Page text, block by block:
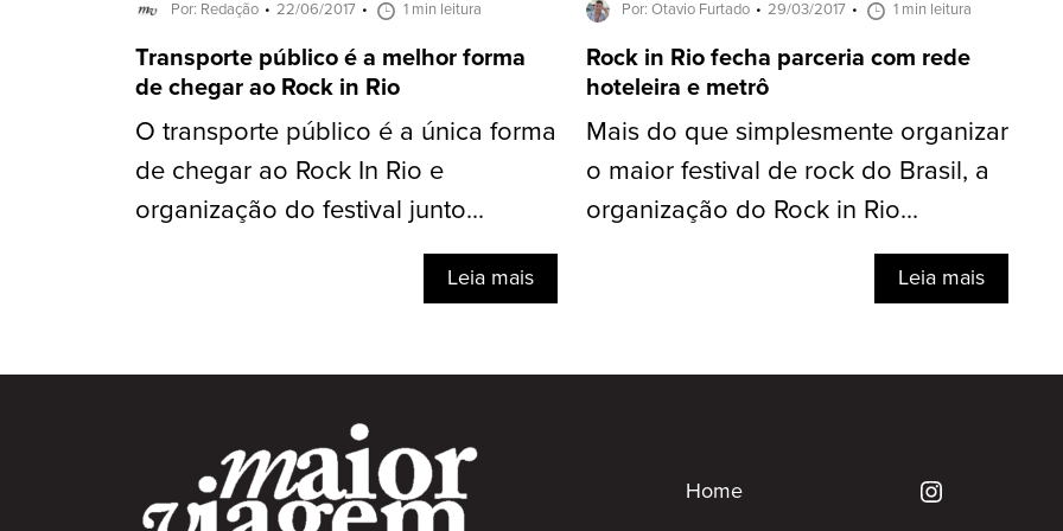
Por: Redação 22/06/2017 1 min leitura
Transporte público é a melhor forma
de chegar ao Rock in Rio
O transporte público é a única forma
de chegar ao Rock In Rio e
organização do festival junto...
Leia mais
Por: Otavio Furtado 29/03/2017 1 min leitura
Rock in Rio fecha parceria com rede
hoteleira e metrô
Mais do que simplesmente organizar
o maior festival de rock do Brasil, a
organização do Rock in Rio...
Leia mais
Home